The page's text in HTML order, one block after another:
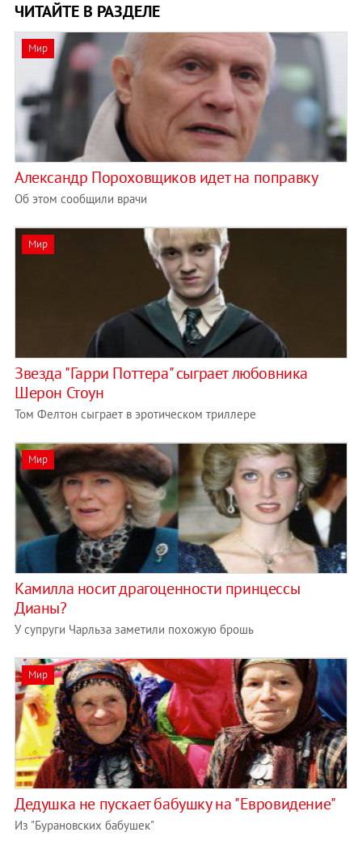
ЧИТАЙТЕ В РАЗДЕЛЕ
Мир
Александр Пороховщиков идет на поправку
Об этом сообщили врачи
Мир
Звезда "Гарри Поттера" сыграет любовника
Шерон Стоун
Том Фелтон сыграет в эротическом триллере
Мир
Камилла носит драгоценности принцессы
Дианы?
У супруги Чарльза заметили похожую брошь
Мир
Дедушка не пускает бабушку на "Евровидение"
Из "Бурановских бабушек"